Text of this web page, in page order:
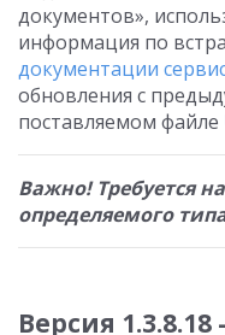
документов»,
информация по
документации
обновления с
поставляемом файле
Важно! Требуется
определяемого
Версия 1.3.8.18